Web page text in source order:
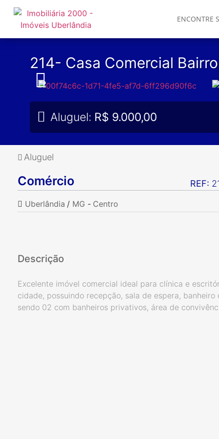
ENCONTRE
214- Casa Comercial
Aluguel: R$ 9.000,00
Aluguel
Comércio REF:
Uberlândia / MG - Centro
Descrição
Excelente imóvel comercial ideal para clínica e
cidade, possuindo recepção, sala de espera,
sendo 02 com banheiros privativos, área de